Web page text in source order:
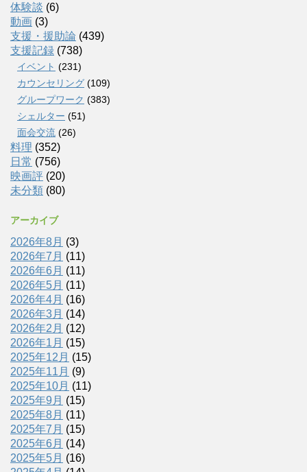
体験談 (6)
動画 (3)
支援・援助論 (439)
支援記録 (738)
イベント (231)
カウンセリング (109)
グループワーク (383)
シェルター (51)
面会交流 (26)
料理 (352)
日常 (756)
映画評 (20)
未分類 (80)
アーカイブ
2026年8月 (3)
2026年7月 (11)
2026年6月 (11)
2026年5月 (11)
2026年4月 (16)
2026年3月 (14)
2026年2月 (12)
2026年1月 (15)
2025年12月 (15)
2025年11月 (9)
2025年10月 (11)
2025年9月 (15)
2025年8月 (11)
2025年7月 (15)
2025年6月 (14)
2025年5月 (16)